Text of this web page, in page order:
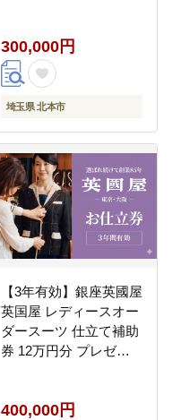
300,000円
埼玉県 北本市
【3年有効】銀座英國屋
英国屋 レディースオー
ダースーツ 仕立て補助
券 12万円分 プレゼン
400,000円